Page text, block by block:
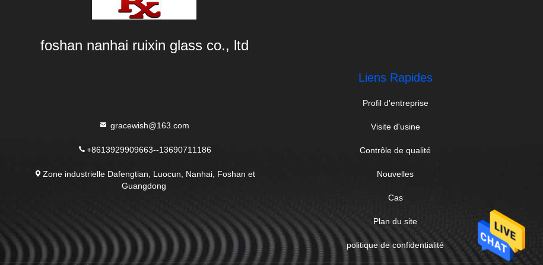
foshan nanhai ruixin glass co., ltd
gracewish@163.com
+8613929909663--13690711186
Zone industrielle Dafengtian, Luocun, Nanhai, Foshan et
Guangdong
Liens Rapides
Profil d'entreprise
Visite d'usine
Contrôle de qualité
Nouvelles
Cas
Plan du site
politique de confidentialité